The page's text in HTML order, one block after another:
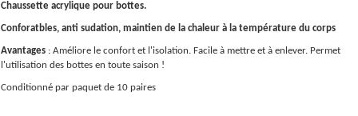
Chaussette acrylique pour bottes.
Conforatbles, anti sudation, maintien de la chaleur à la température du corps
Avantages : Améliore le confort et l'isolation. Facile à mettre et à enlever. Permet
l'utilisation des bottes en toute saison !
Conditionné par paquet de 10 paires